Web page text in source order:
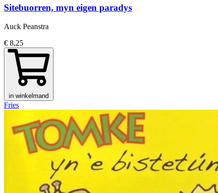
Sitebuorren, myn eigen paradys
Auck Peanstra
€ 8,25
in winkelmand
Fries